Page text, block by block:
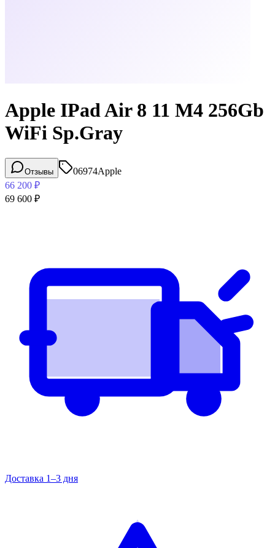
Apple IPad Air 8 11 M4 256Gb
WiFi Sp.Gray
Отзывы 06974Apple
66 200 ₽
69 600 ₽
Доставка 1–3 дня